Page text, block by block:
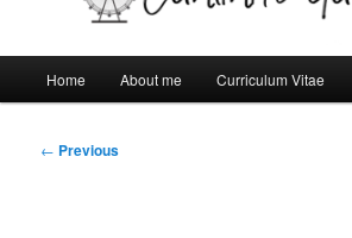
Home About me Curriculum Vitae
Post
← Previous